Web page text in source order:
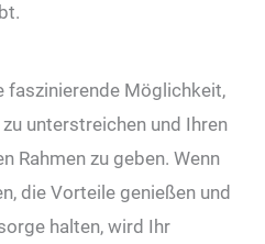
faszinierende Möglichkeit,
unterstreichen und Ihren
Rahmen zu geben. Wenn
die Vorteile genießen und
halten, wird Ihr